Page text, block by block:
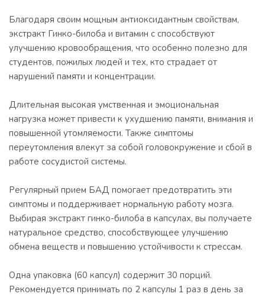
Благодаря своим мощным антиоксидантным свойствам,
экстракт Гинко-билоба и витамин с способствуют
улучшению кровообращения, что особенно полезно для
студентов, пожилых людей и тех, кто страдает от
нарушений памяти и концентрации.
Длительная высокая умственная и эмоциональная
нагрузка может привести к ухудшению памяти, внимания и
повышенной утомляемости. Также симптомы
переутомления влекут за собой головокружение и сбой в
работе сосудистой системы.
Регулярный прием БАД помогает предотвратить эти
симптомы и поддерживает нормальную работу мозга.
Выбирая экстракт гинко-билоба в капсулах, вы получаете
натуральное средство, способствующее улучшению
обмена веществ и повышению устойчивости к стрессам.
Одна упаковка (60 капсул) содержит 30 порций.
Рекомендуется принимать по 2 капсулы 1 раз в день за